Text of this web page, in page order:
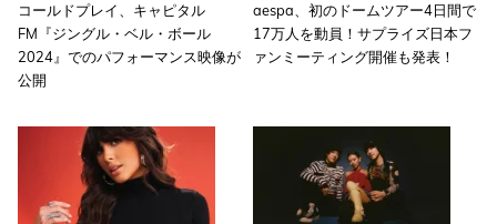
コールドプレイ、キャピタル
FM『ジングル・ベル・ボール
2024』でのパフォーマンス映像が
公開
aespa、初のドームツアー4日間で
17万人を動員！サプライズ日本フ
ァンミーティング開催も発表！